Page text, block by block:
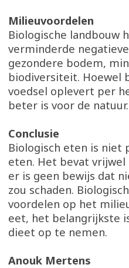
Milieuvoordelen
Biologische landbouw
verminderde
gezondere bodem,
biodiversiteit. Hoewel
voedsel oplevert per
beter is voor de natuur.
Conclusie
Biologisch eten is niet
eten. Het bevat
er is geen bewijs dat
zou schaden.
voordelen op het
eet, het belangrijkste
dieet op te nemen.
Anouk Mertens